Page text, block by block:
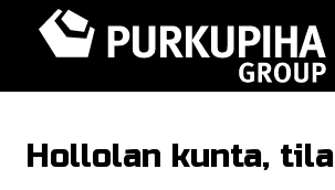
Hollolan kunta,